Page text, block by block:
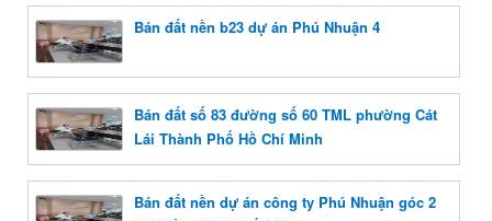
Bán đất nền b23 dự án Phú Nhuận 4
Bán đất số 83 đường số 60 TML phường Cát
Lái Thành Phố Hồ Chí Minh
Bán đất nền dự án công ty Phú Nhuận góc 2